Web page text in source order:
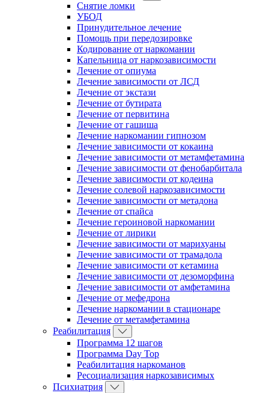
Снятие ломки
УБОД
Принудительное лечение
Помощь при передозировке
Кодирование от наркомании
Капельница от наркозависимости
Лечение от опиума
Лечение зависимости от ЛСД
Лечение от экстази
Лечение от бутирата
Лечение от первитина
Лечение от гашиша
Лечение наркомании гипнозом
Лечение зависимости от кокаина
Лечение зависимости от метамфетамина
Лечение зависимости от фенобарбитала
Лечение зависимости от кодеина
Лечение солевой наркозависимости
Лечение зависимости от метадона
Лечение от спайса
Лечение героиновой наркомании
Лечение от лирики
Лечение зависимости от марихуаны
Лечение зависимости от трамадола
Лечение зависимости от кетамина
Лечение зависимости от дезоморфина
Лечение зависимости от амфетамина
Лечение от мефедрона
Лечение наркомании в стационаре
Лечение от метамфетамина
Реабилитация
Программа 12 шагов
Программа Day Top
Реабилитация наркоманов
Ресоциализация наркозависимых
Психиатрия